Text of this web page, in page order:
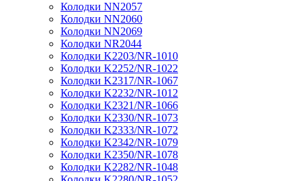
Колодки NN2057
Колодки NN2060
Колодки NN2069
Колодки NR2044
Колодки K2203/NR-1010
Колодки K2252/NR-1022
Колодки K2317/NR-1067
Колодки K2232/NR-1012
Колодки K2321/NR-1066
Колодки K2330/NR-1073
Колодки K2333/NR-1072
Колодки K2342/NR-1079
Колодки K2350/NR-1078
Колодки K2282/NR-1048